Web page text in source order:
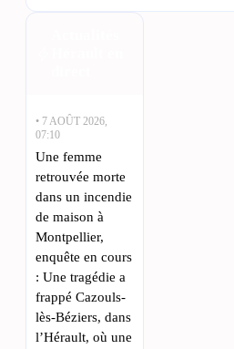
• 7 AOÛT 2026,
07:10
Une femme
retrouvée morte
dans un incendie
de maison à
Montpellier,
enquête en cours
: Une tragédie a
frappé Cazouls-
lès-Béziers, dans
l’Hérault, où une